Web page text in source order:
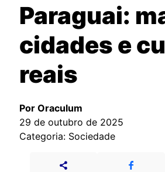
Paraguai:
cidades e
reais
Por Oraculum
29 de outubro de 2025
Categoria: Sociedade